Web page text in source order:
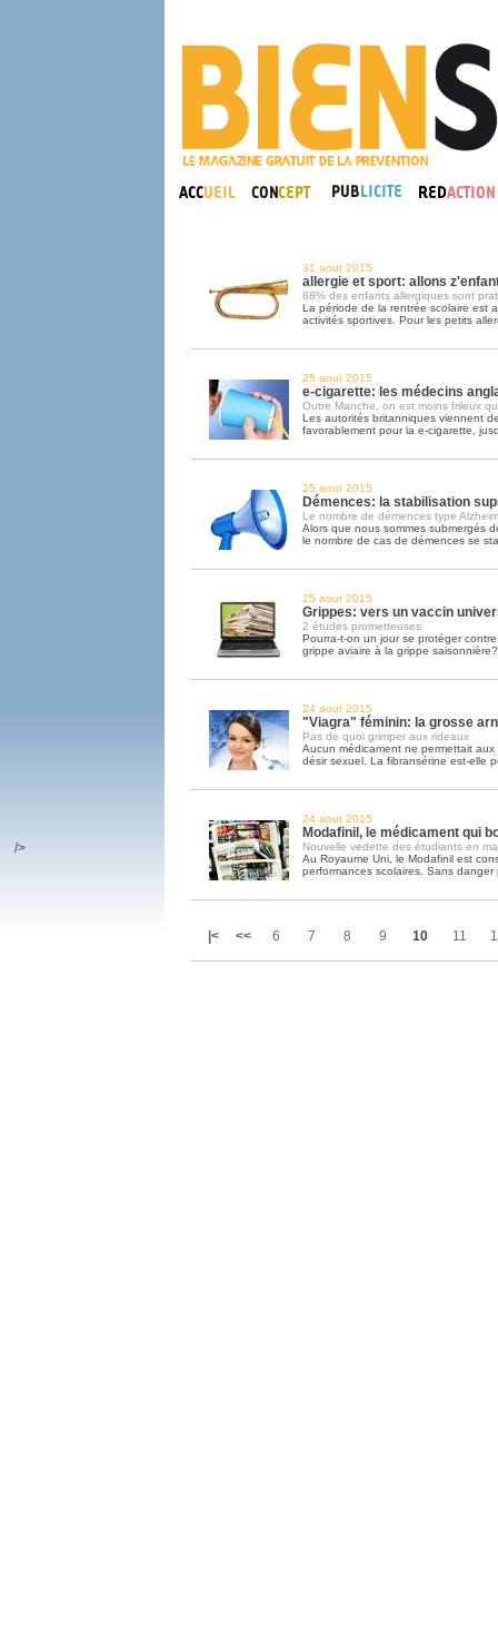
31 aout 2015
allergie et sport: allons
88% des enfants allergiques sont
La période de la rentrée scolaire est
activités sportives. Pour les petits
25 aout 2015
e-cigarette: les médecins
Outre Manche, on est moins frileux
Les autorités britanniques viennent
favorablement pour la e-cigarette,
25 aout 2015
Démences: la stabilisation
Le nombre de démences type
Alors que nous sommes submergés
le nombre de cas de démences se
25 aout 2015
Grippes: vers un vaccin
2 études prometteuses
Pourra-t-on un jour se protéger
grippe aviaire à la grippe
24 aout 2015
"Viagra" féminin: la grosse
Pas de quoi grimper aux rideaux
Aucun médicament ne permettait
désir sexuel. La fibransérine est-elle
24 aout 2015
Modafinil, le médicament qui
Nouvelle vedette des étudiants en
Au Royaume Uni, le Modafinil est
performances scolaires. Sans danger
|< << 6 7 8 9 10 11
/>